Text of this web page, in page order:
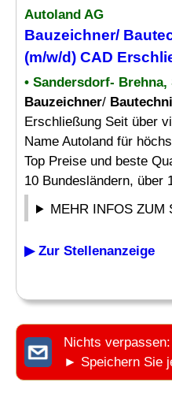
Autoland AG
Bauzeichner/
(m/w/d) CAD
• Sandersdorf- Brehna,
Bauzeichner/
Erschließung Seit über
Name Autoland für
Top Preise und beste
10 Bundesländern, über
MEHR INFOS ZUM
▶ Zur Stellenanzeige
Nichts verpassen:
► Speichern Sie